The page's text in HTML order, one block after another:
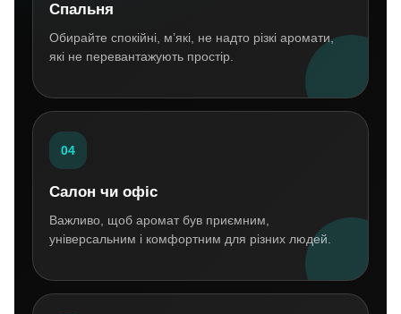
Спальня
Обирайте спокійні, м’які, не надто різкі аромати,
які не перевантажують простір.
04
Салон чи офіс
Важливо, щоб аромат був приємним,
універсальним і комфортним для різних людей.